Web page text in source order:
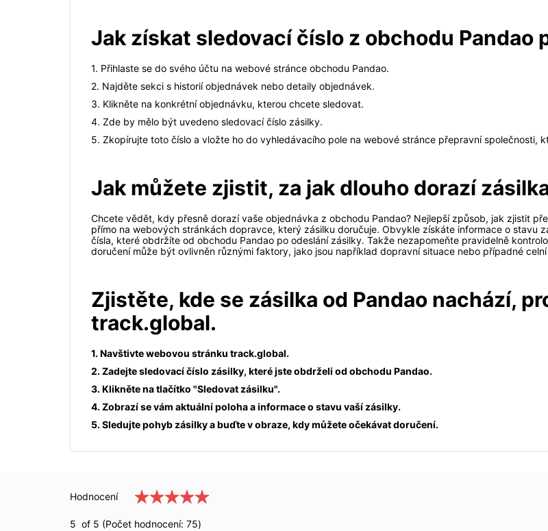
Jak získat sledovací číslo z obchodu Pandao
1. Přihlaste se do svého účtu na webové stránce obchodu Pandao.
2. Najděte sekci s historií objednávek nebo detaily objednávek.
3. Klikněte na konkrétní objednávku, kterou chcete sledovat.
4. Zde by mělo být uvedeno sledovací číslo zásilky.
5. Zkopírujte toto číslo a vložte ho do vyhledávacího pole na webové stránce přepravní společnosti,
Jak můžete zjistit, za jak dlouho dorazí
Chcete vědět, kdy přesně dorazí vaše objednávka z obchodu Pandao? Nejlepší způsob, jak zjistit
přímo na webových stránkách dopravce, který zásilku doručuje. Obvykle získáte informace o stavu
čísla, které obdržíte od obchodu Pandao po odeslání zásilky. Takže nezapomeňte pravidelně
doručení může být ovlivněn různými faktory, jako jsou například dopravní situace nebo případné
Zjistěte, kde se zásilka od Pandao nachází,
track.global.
1. Navštivte webovou stránku track.global.
2. Zadejte sledovací číslo zásilky, které jste obdrželi od obchodu Pandao.
3. Klikněte na tlačítko "Sledovat zásilku".
4. Zobrazí se vám aktuální poloha a informace o stavu vaší zásilky.
5. Sledujte pohyb zásilky a buďte v obraze, kdy můžete očekávat doručení.
Hodnocení
5 of 5 (Počet hodnocení: 75)